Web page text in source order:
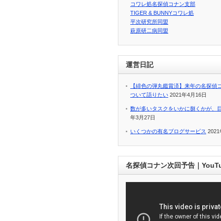
コワレ処名探偵コナン支部
TIGER & BUNNYコワレ処
平次研究所同盟
萩原研二病同盟
運営日記
【緋色の弾丸鑑賞済】来年の名探偵
ついて語りたい 2021年4月16日
数が多いタスクをいかに捌くかが、
年3月27日
いくつかの有名ブログサービス 2021
名探偵コナン次回予告｜